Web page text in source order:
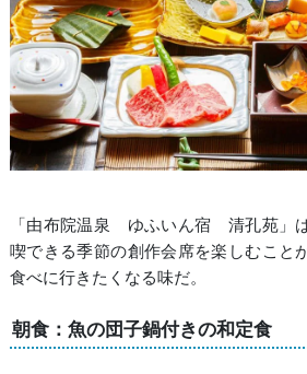
「由布院温泉 ゆふいん宿 清孔苑」
喫できる季節の創作会席を楽しむこと
食べに行きたくなる味だ。
朝食：魚の団子鍋付きの和定食